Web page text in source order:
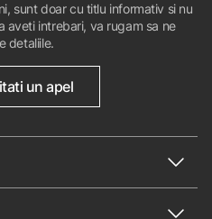
sunt doar cu titlu informativ si nu
aveti intrebari, va rugam sa ne
detaliile.
un apel